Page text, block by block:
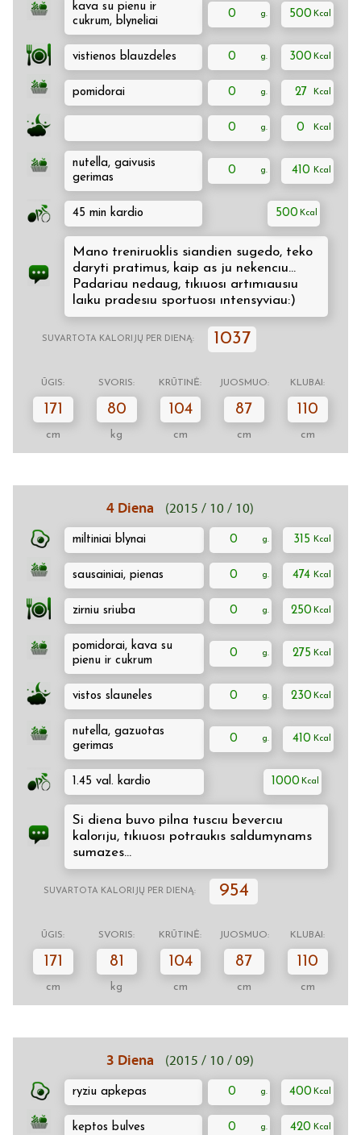
kava su pienu ir
cukrum, blyneliai
0 500
vistienos blauzdeles 0 300
pomidorai 0 27
0 0
nutella, gaivusis
gerimas
0 410
45 min kardio 500
Mano treniruoklis siandien sugedo, teko
daryti pratimus, kaip as ju nekencıu...
Padariau nedaug, tıkıuosı artımıausıu
laıku pradesıu sportuosı ıntensyviau:)
SUVARTOTA KALORIJŲ PER DIENĄ: 1037
ŪGIS: SVORIS: KRŪTINĖ: JUOSMUO: KLUBAI:
171
cm
80
kg
104
cm
87
cm
110
cm
4 Diena (2015 / 10 / 10)
miltiniai blynai 0 315
sausainiai, pienas 0 474
zirniu sriuba 0 250
pomidorai, kava su
pienu ir cukrum
0 275
vistos slauneles 0 230
nutella, gazuotas
gerimas
0 410
1.45 val. kardio 1000
Si diena buvo pilna tuscıu bevercıu
kalorıju, tıkıuosı potraukıs saldumynams
sumazes...
SUVARTOTA KALORIJŲ PER DIENĄ: 954
ŪGIS: SVORIS: KRŪTINĖ: JUOSMUO: KLUBAI:
171
cm
81
kg
104
cm
87
cm
110
cm
3 Diena (2015 / 10 / 09)
ryziu apkepas 0 400
keptos bulves 0 420